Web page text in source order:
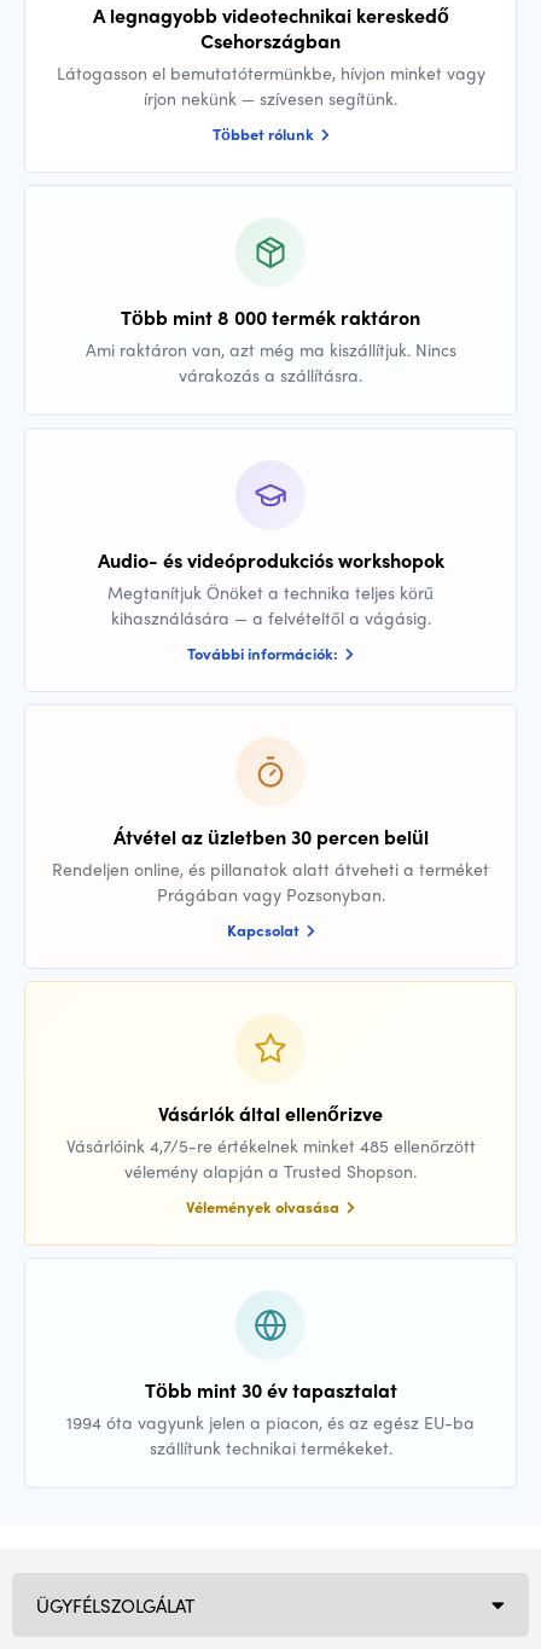
A legnagyobb videotechnikai kereskedő
Csehországban
Látogasson el bemutatótermünkbe, hívjon minket vagy
írjon nekünk — szívesen segítünk.
Többet rólunk
Több mint 8 000 termék raktáron
Ami raktáron van, azt még ma kiszállítjuk. Nincs
várakozás a szállításra.
Audio- és videóprodukciós workshopok
Megtanítjuk Önöket a technika teljes körű
kihasználására — a felvételtől a vágásig.
További információk:
Átvétel az üzletben 30 percen belül
Rendeljen online, és pillanatok alatt átveheti a terméket
Prágában vagy Pozsonyban.
Kapcsolat
Vásárlók által ellenőrizve
Vásárlóink 4,7/5-re értékelnek minket 485 ellenőrzött
vélemény alapján a Trusted Shopson.
Vélemények olvasása
Több mint 30 év tapasztalat
1994 óta vagyunk jelen a piacon, és az egész EU-ba
szállítunk technikai termékeket.
ÜGYFÉLSZOLGÁLAT